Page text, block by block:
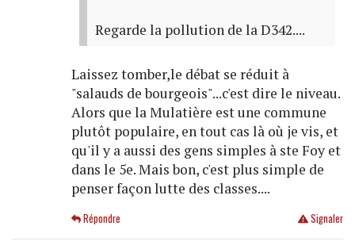
Regarde la pollution de la D342....
Laissez tomber,le débat se réduit à
"salauds de bourgeois"...c'est dire le niveau.
Alors que la Mulatière est une commune
plutôt populaire, en tout cas là où je vis, et
qu'il y a aussi des gens simples à ste Foy et
dans le 5e. Mais bon, c'est plus simple de
penser façon lutte des classes....
Signaler
Répondre